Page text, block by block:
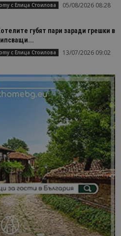
с Елица Стоилова 05/08/2026 08:28
губят пари заради грешки в
с Елица Стоилова 13/07/2026 09:02